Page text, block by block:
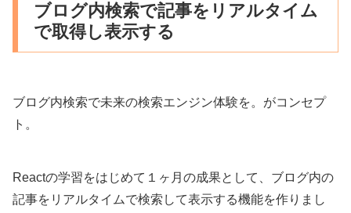
ブログ内検索で記事をリアルタイム
で取得し表示する
ブログ内検索で未来の検索エンジン体験を。がコンセプ
ト。
Reactの学習をはじめて１ヶ月の成果として、ブログ内の
記事をリアルタイムで検索して表示する機能を作りまし